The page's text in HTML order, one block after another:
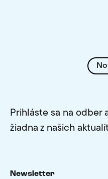
Prihláste sa na odber
žiadna z našich
Newsletter